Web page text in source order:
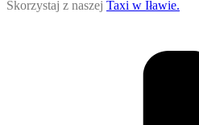
Skorzystaj z naszej Taxi w Iławie.